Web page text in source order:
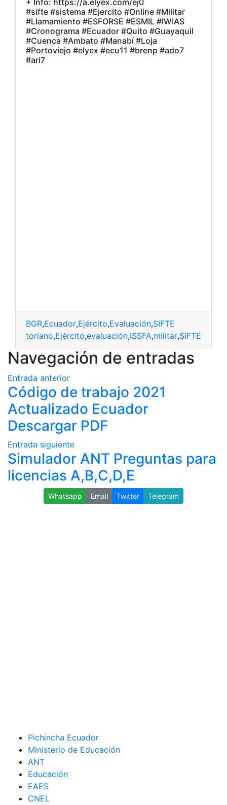
+ Info: https://a.elyex.com/ej0
#sifte #sistema #Ejercito #Online #Militar
#Llamamiento #ESFORSE #ESMIL #IWIAS
#Cronograma #Ecuador #Quito #Guayaquil
#Cuenca #Ambato #Manabí #Loja
#Portoviejo #elyex #ecu11 #brenp #ado7
#ari7
BGR,Ecuador,Ejército,Evaluación,SIFTE
ecuatoriano,Ejército,evaluación,ISSFA,militar,SIFTE
Navegación de entradas
Entrada anterior
Código de trabajo 2021
Actualizado Ecuador
Descargar PDF
Entrada siguiente
Simulador ANT Preguntas para
licencias A,B,C,D,E
Whatsapp Email Twitter Telegram
Pichincha Ecuador
Ministerio de Educación
ANT
Educación
EAES
CNEL